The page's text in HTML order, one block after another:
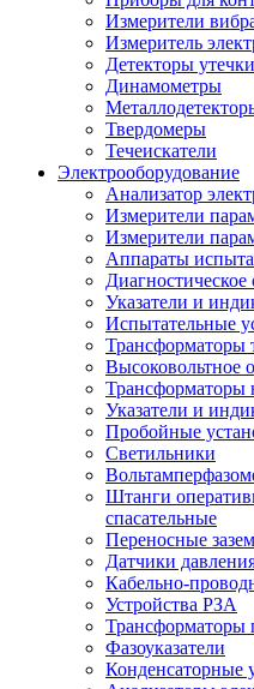
Измерители
Измеритель
Детекторы утечки
Динамометры
Твердомеры
Течеискатели
Электрооборудование
Анализатор
Измерители
Измерители
Аппараты
Диагностическое
Указатели и
Испытательные
Трансформаторы
Высоковольтное
Трансформаторы
Указатели и
Пробойные
Светильники
Штанги
спасательные
Переносные
Датчики
Кабельно-
Устройства РЗА
Фазоуказатели
Конденсаторные